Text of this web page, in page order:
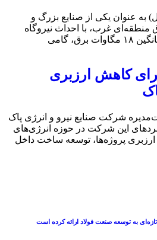
عنوان یکی از صنایع بزرگ و
غرب، با احداث نیروگاه
کاهش ارزبری
شرکت صنایع نیرو و انرژی پاک
این شرکت در حوزه انرژی‌های
ارزبری پروژه‌ها، توسعه ساخت داخل
به توسعه صنعت فولاد ارائه کرده است